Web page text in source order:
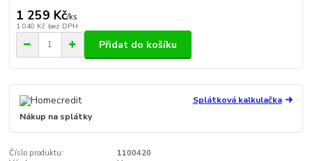
1 259 Kč/ks
1 040 Kč bez DPH
Přidat do košíku
Splátková kalkulačka
Nákup na splátky
Číslo produktu:
1100420